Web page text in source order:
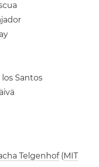
Santos
Telgenhof(MIT